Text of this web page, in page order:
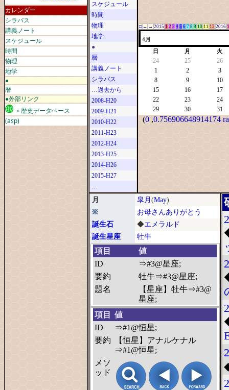
カレンダー
シラバス
講義ノート
スケジュール
時間
物理
地学
●
暦
●外部リンク
＞歴史データベース
(asp)
スケジュール
時間
物理
地学
●
暦
講義ノート
シラバス
…過去から
2008-H20
2009-H21
2010-H22
2011-H23
2012-H24
2013-H25
2014-H26
2015-H27
…
□ ← → 2015 1 2 3 4 5 6 7 8 9 10 11 12 2016 1
4月
日 月 火
24 25
26
1
2
3
8
9
10
15
16
17
22
23
24
29
30 31
(0 ,0.756906648914174
月 皐月 (May)
※
お母さんありがとう
誕生石
◆エメラルド
誕生星座
牡牛
項目
値
ID
⇒#3@星座;
要約
牡牛⇒#3@星座;
題名
【星座】牡牛⇒#3@
星座;
項目
値
ID
⇒#1@恒星;
要約
【恒星】アナルケナル
⇒#1@恒星;
メソ
ッド